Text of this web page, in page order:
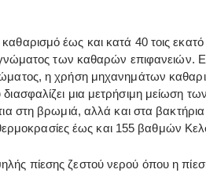
έως και κατά 40 τοις
των καθαρών επιφανειών.
η χρήση μηχανημάτων
μια μετρήσιμη μείωση των
στη βρωμιά, αλλά και στα βακτήρια
έως και 155 βαθμών
πίεσης ζεστού νερού όπου η